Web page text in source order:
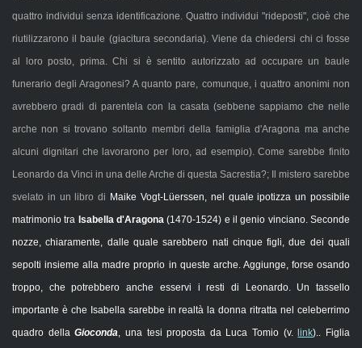
quattro individui senza identificazione. Quattro individui "rideposti", cioè che
riutilizzarono il baule (giacitura secondaria). Viene da chiedersi chi ci fosse
al loro posto, prima. Chi si è sentito autorizzato ad occupare un baule
funerario degli Aragonesi? A quanto pare, comunque, i quattro anonimi non
avrebbero gradi di parentela con la casata (sebbene sappiamo che nelle
arche non si trovano soltanto membri della famiglia d'Aragona ma anche
alcuni dignitari che lavorarono per loro, ad esempio). Come sarebbe finito
Leonardo da Vinci in una delle Arche di questa Sacrestia?; Il mistero sarebbe
svelato in un libro di Maike Vogt-Lüerssen, nel quale ipotizza un possibile
matrimonio tra Isabella d'Aragona (1470-1524) e il genio vinciano. Seconde
nozze, chiaramente, dalle quale sarebbero nati cinque figli, due dei quali
sepolti insieme alla madre proprio in queste arche. Aggiunge, forse osando
troppo, che potrebbero anche esservi i resti di Leonardo. Un tassello
importante è che Isabella sarebbe in realtà la donna ritratta nel celeberrimo
quadro dellaGioconda , una tesi proposta da Luca Tomio (v.link).. Figlia